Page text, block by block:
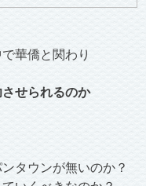
華僑と関わり
せられるのか
タウンが無いのか？